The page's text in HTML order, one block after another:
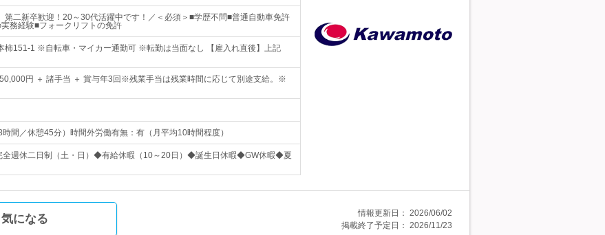
第二新卒歓迎！20～30代活躍中です！／＜必須＞■学歴不問■普通自動車免許
務経験■フォークリフトの免許
柿151-1 ※自転車・マイカー通勤可 ※転勤は当面なし 【雇入れ直後】上記
円 ＋ 諸手当 ＋ 賞与年3回※残業手当は残業時間に応じて別途支給。※
間／休憩45分）時間外労働有無：有（月平均10時間程度）
週休二日制（土・日）◆有給休暇（10～20日）◆誕生日休暇◆GW休暇◆夏
気になる 情報更新日： 2026/06/02
掲載終了予定日： 2026/11/23